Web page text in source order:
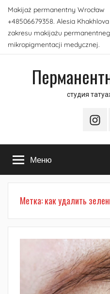
Перейти
содержимому
Makijaż permanentny Wrocław
+48506679358. Alesia
zakresu makijażu
mikropigmentacji medycznej.
студия
Меню
Метка:как удалить